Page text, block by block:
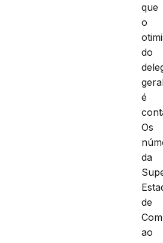
que
o
do
é
Os
da
de
ao